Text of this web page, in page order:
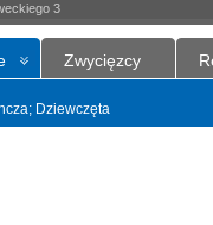
3
Zwycięzcy
Dziewczęta